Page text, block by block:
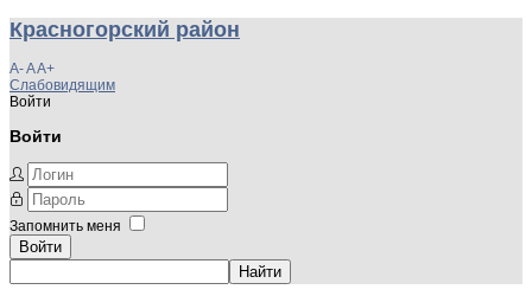
Красногорский район
A-AA+
Слабовидящим
Войти
Войти
Запомнить меня
Войти